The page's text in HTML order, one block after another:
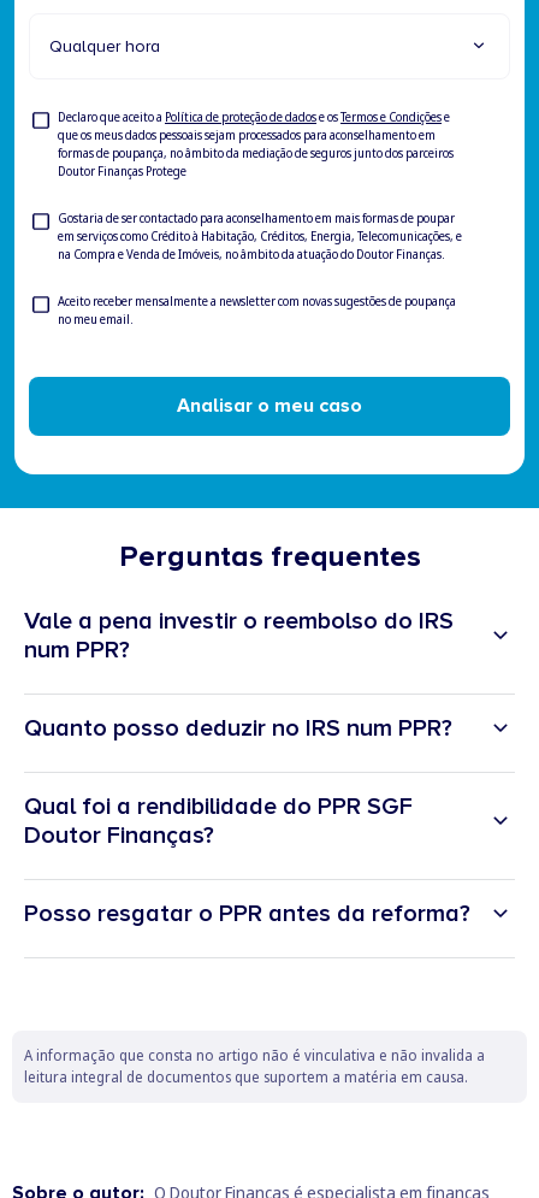
Qualquer hora
Privacy
Declaro que aceito a Política de proteção de dadose osTermos e Condiçõese
que os meus dados pessoais sejam processados para aconselhamento em
formas de poupança, no âmbito da mediação de seguros junto dos parceiros
Doutor Finanças Protege
Consentimento
para
contactado
Gostaria de ser contactado para aconselhamento em mais formas de poupar
em serviços como Crédito à Habitação, Créditos, Energia, Telecomunicações, e
na Compra e Venda de Imóveis, no âmbito da atuação do Doutor Finanças.
Newsletter
Aceito receber mensalmente a newsletter com novas sugestões de poupança
no meu email.
Analisar o meu caso
Perguntas frequentes
Vale a pena investir o reembolso do IRS
num PPR?
Quanto posso deduzir no IRS num PPR?
Qual foi a rendibilidade do PPR SGF
Doutor Finanças?
Posso resgatar o PPR antes da reforma?
A informação que consta no artigo não é vinculativa e não invalida a
leitura integral de documentos que suportem a matéria em causa.
O Doutor Finanças é especialista em finanças